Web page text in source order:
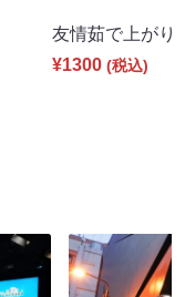
友情茹で上が
¥1300 (税込)